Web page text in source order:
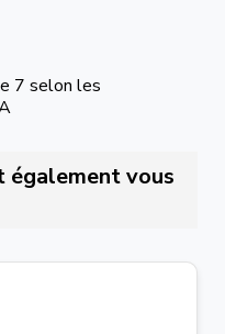
7 selon les
également vous